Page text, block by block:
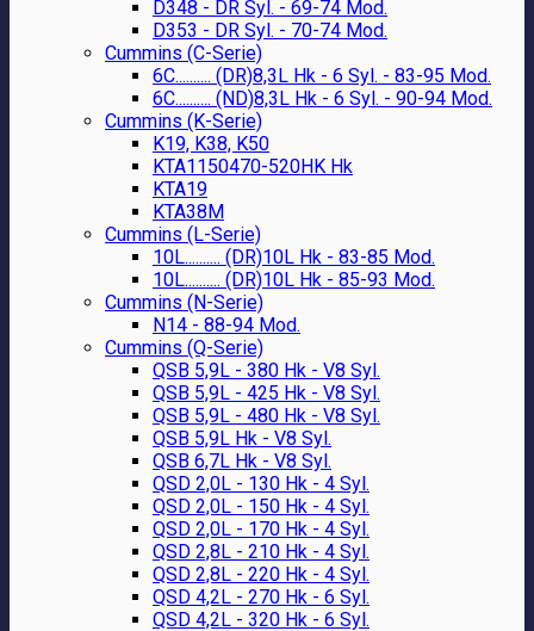
D348 - DR Syl. - 69-74 Mod.
D353 - DR Syl. - 70-74 Mod.
Cummins (C-Serie)
6C.......... (DR)8,3L Hk - 6 Syl. - 83-95 Mod.
6C.......... (ND)8,3L Hk - 6 Syl. - 90-94 Mod.
Cummins (K-Serie)
K19, K38, K50
KTA1150470-520HK Hk
KTA19
KTA38M
Cummins (L-Serie)
10L.......... (DR)10L Hk - 83-85 Mod.
10L.......... (DR)10L Hk - 85-93 Mod.
Cummins (N-Serie)
N14 - 88-94 Mod.
Cummins (Q-Serie)
QSB 5,9L - 380 Hk - V8 Syl.
QSB 5,9L - 425 Hk - V8 Syl.
QSB 5,9L - 480 Hk - V8 Syl.
QSB 5,9L Hk - V8 Syl.
QSB 6,7L Hk - V8 Syl.
QSD 2,0L - 130 Hk - 4 Syl.
QSD 2,0L - 150 Hk - 4 Syl.
QSD 2,0L - 170 Hk - 4 Syl.
QSD 2,8L - 210 Hk - 4 Syl.
QSD 2,8L - 220 Hk - 4 Syl.
QSD 4,2L - 270 Hk - 6 Syl.
QSD 4,2L - 320 Hk - 6 Syl.